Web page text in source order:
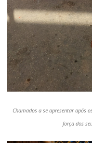
Chamados a se apresentar após
força dos